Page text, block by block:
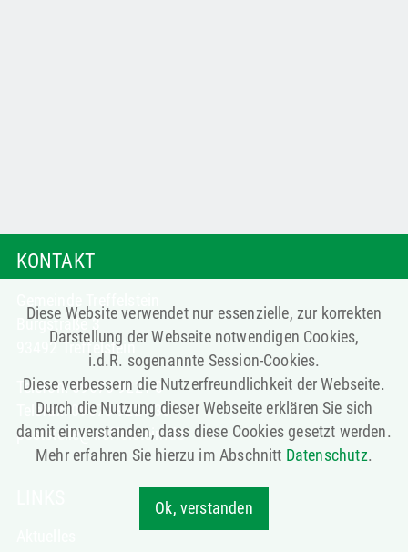
KONTAKT
Burgstraße 3
93492 Treffelstein
Telefon: 09673 9221-0
Telefax: 09673 9221-30
poststelle@treffelstein.de
Diese Website verwendet nur essenzielle, zur korrekten
Darstellung der Webseite notwendigen Cookies,
i.d.R. sogenannte Session-Cookies.
Diese verbessern die Nutzerfreundlichkeit der Webseite.
Durch die Nutzung dieser Webseite erklären Sie sich
damit einverstanden, dass diese Cookies gesetzt werden.
Mehr erfahren Sie hierzu im Abschnitt Datenschutz.
Ok, verstanden